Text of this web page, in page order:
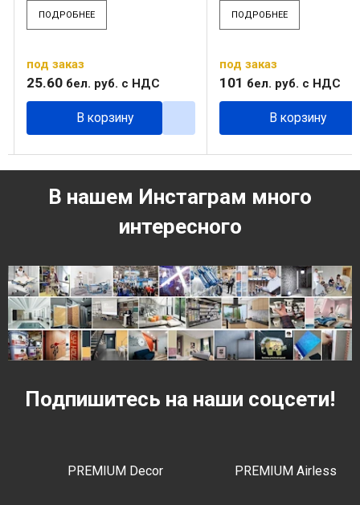
ПОДРОБНЕЕ
под заказ
25.60 бел. руб. с НДС
В корзину
ПОДРОБНЕЕ
под заказ
101 бел. руб. с НДС
В корзину
В нашем Инстаграм много
интересного
Подпишитесь на наши соцсети!
PREMIUM Decor PREMIUM Airless